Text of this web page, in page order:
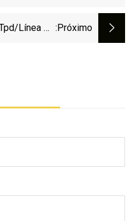
Neumático Papel Plástico
Línea De :próximo